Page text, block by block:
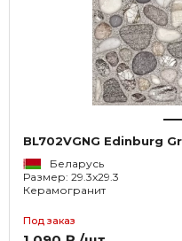
BL702VGNG Edinburg
Беларусь
Размер: 29.3x29.3
Керамогранит
Под заказ